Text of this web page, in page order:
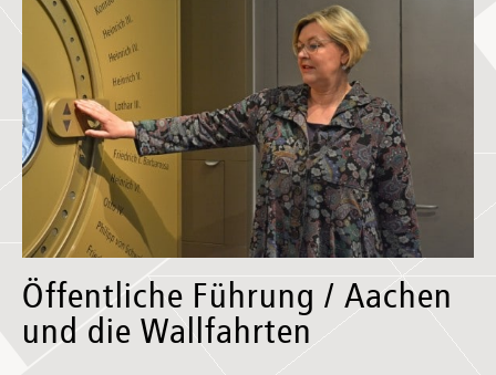
Öffentliche Führung / Aachen
und die Wallfahrten